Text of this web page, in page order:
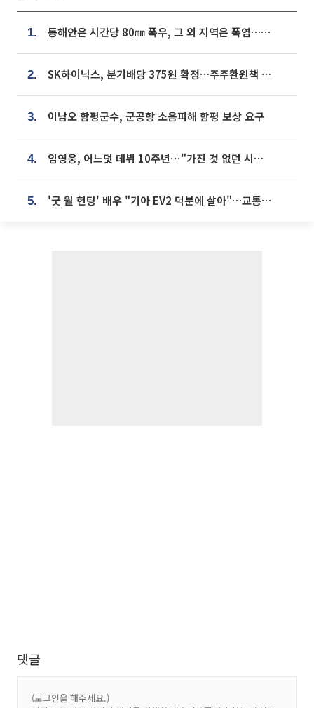
1. 동해안은 시간당 80㎜ 폭우, 그 외 지역은 폭염…‘극과 극 날씨’
2. SK하이닉스, 분기배당 375원 확정…주주환원책 9월로 앞당겨 발표
3. 이남오 함평군수, 군공항 소음피해 함평 보상 요구
4. 임영웅, 어느덧 데뷔 10주년⋯"가진 것 없던 시절, 내 앞엔 20명의 팬뿐"
5. '굿 윌 헌팅' 배우 "기아 EV2 덕분에 살아"…교통사고 후 안전성 극찬
댓글